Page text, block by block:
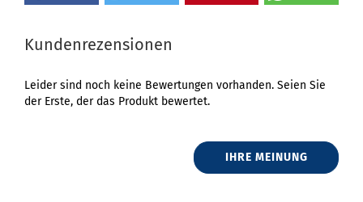
Kundenrezensionen
Leider sind noch keine Bewertungen vorhanden. Seien Sie
der Erste, der das Produkt bewertet.
IHRE MEINUNG